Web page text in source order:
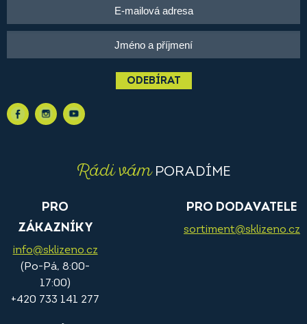
ODEBÍRAT
Rádi vámPORADÍME
PRO
ZÁKAZNÍKY
info@sklizeno.cz
(Po-Pá, 8:00-
17:00)
+420 733 141 277
PRO DODAVATELE
sortiment@sklizeno.cz